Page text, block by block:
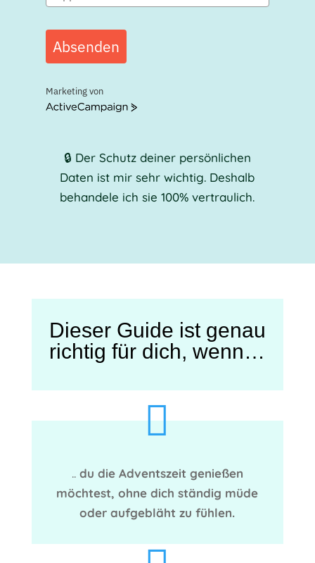
Absenden
Marketing von
ActiveCampaign
🔒 Der Schutz deiner persönlichen
Daten ist mir sehr wichtig. Deshalb
behandele ich sie 100% vertraulich.
Dieser Guide ist genau
richtig für dich, wenn…

..du die Adventszeit genießen
möchtest, ohne dich ständig müde
oder aufgebläht zu fühlen.